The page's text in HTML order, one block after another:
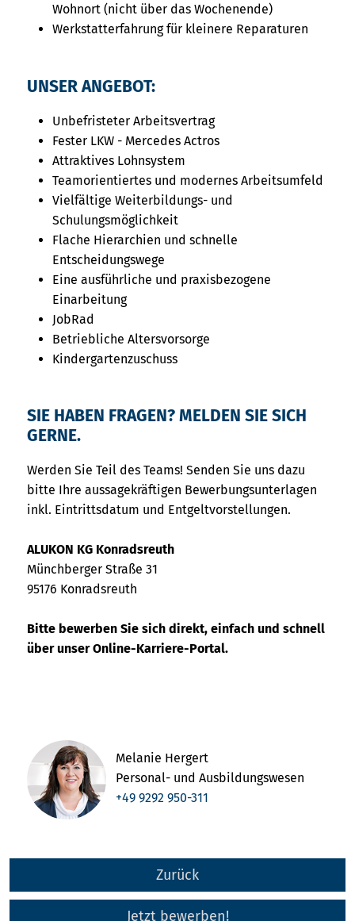
Wohnort (nicht über das Wochenende)
Werkstatterfahrung für kleinere Reparaturen
UNSER ANGEBOT:
Unbefristeter Arbeitsvertrag
Fester LKW - Mercedes Actros
Attraktives Lohnsystem
Teamorientiertes und modernes Arbeitsumfeld
Vielfältige Weiterbildungs- und
Schulungsmöglichkeit
Flache Hierarchien und schnelle
Entscheidungswege
Eine ausführliche und praxisbezogene
Einarbeitung
JobRad
Betriebliche Altersvorsorge
Kindergartenzuschuss
SIE HABEN FRAGEN? MELDEN SIE SICH
GERNE.
Werden Sie Teil des Teams! Senden Sie uns dazu
bitte Ihre aussagekräftigen Bewerbungsunterlagen
inkl. Eintrittsdatum und Entgeltvorstellungen.
ALUKON KG Konradsreuth
Münchberger Straße 31
95176 Konradsreuth
Bitte bewerben Sie sich direkt, einfach und schnell
über unser Online-Karriere-Portal.
Melanie Hergert
Personal- und Ausbildungswesen
+49 9292 950-311
Zurück
Jetzt bewerben!